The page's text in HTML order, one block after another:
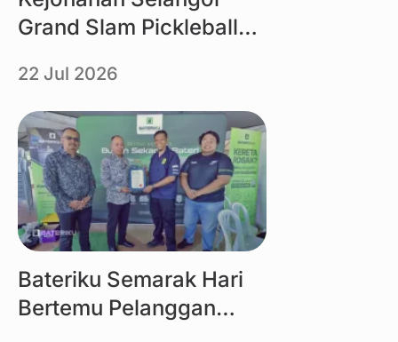
Grand Slam Pickleball
Bateriku
22 Jul 2026
Link
Bateriku Semarak Hari
Bertemu Pelanggan